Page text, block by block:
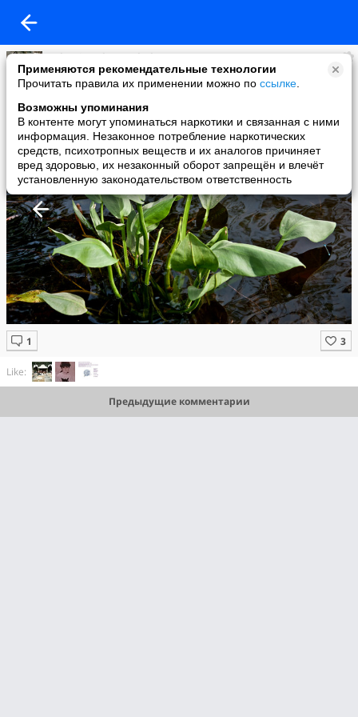
Применяются рекомендательные технологии
Прочитать правила их применении можно по ссылке
Возможны упоминания
В контенте могут упоминаться наркотики и связанная с ними
информация. Незаконное потребление наркотических
средств, психотропных веществ и их аналогов причиняет
вред здоровью, их незаконный оборот запрещён и влечёт
установленную законодательством ответственность
Valentin Solomenchuk
added a photo
21 Oct в 12:00
Like:
Предыдущие комментарии